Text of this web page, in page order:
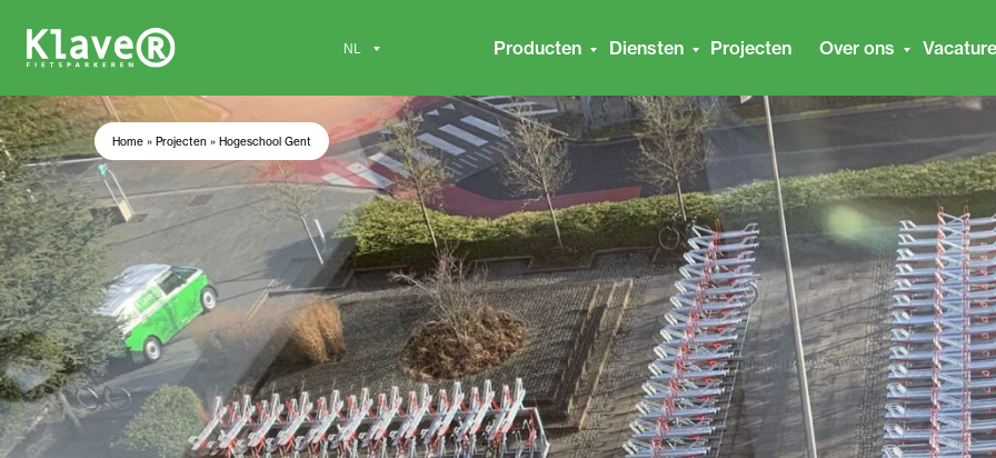
Producten Diensten Projecten Over ons
Home » Projecten » Hogeschool Gent